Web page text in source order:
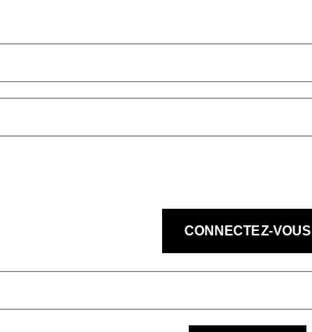
CONNECTEZ-VOUS